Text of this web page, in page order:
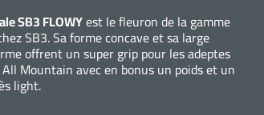
SB3 FLOWYest le fleuron de la gamme
SB3. Sa forme concave et sa large
offrent un super grip pour les adeptes
All Mountain avec en bonus un poids et un
light.